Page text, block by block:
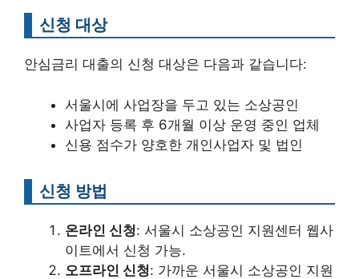
신청 대상
안심금리 대출의 신청 대상은 다음과 같습니다:
서울시에 사업장을 두고 있는 소상공인
사업자 등록 후 6개월 이상 운영 중인 업체
신용 점수가 양호한 개인사업자 및 법인
신청 방법
온라인 신청: 서울시 소상공인 지원센터 웹사
이트에서 신청 가능.
오프라인 신청: 가까운 서울시 소상공인 지원